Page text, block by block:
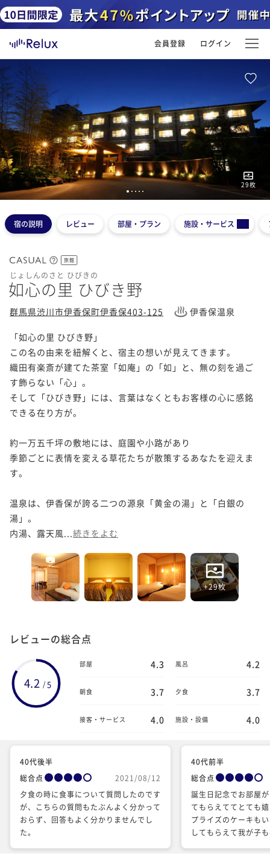
会員登録 ログイン
29枚
1 2 3 4 5
宿の説明 レビュー 部屋・プラン 施設・サービス
旅館
じょしんのさと ひびきの
如心の里 ひびき野
群馬県渋川市伊香保町伊香保403-125 伊香保温泉
「如心の里 ひびき野」
この名の由来を紐解くと、宿主の想いが見えてきます。
織田有楽斎が建てた茶室「如庵」の「如」と、無の刻を過ご
す飾らない「心」。
そして「ひびき野」には、言葉はなくともお客様の心に感銘
できる在り方が。
約一万五千坪の敷地には、庭園や小路があり
季節ごとに表情を変える草花たちが散策するあなたを迎えま
す。
温泉は、伊香保が誇る二つの源泉「黄金の湯」と「白銀の
湯」。
内湯、露天風... 続きをよむ
+29枚
レビューの総合点
4.2 / 5
部屋 4.3 風呂 4.2
朝食 3.7 夕食 3.7
接客・サービス 4.0 施設・設備 4.0
40代後半
総合点
2021/08/12
夕食の時に食事について質問したのです
が、こちらの質問もたぶんよく分かって
おらず、回答もよく分かりませんでし
た。
40代前半
総合点
誕生日記念でお部屋
てもらえててとても
プライズのケーキも
してもらえて我が子